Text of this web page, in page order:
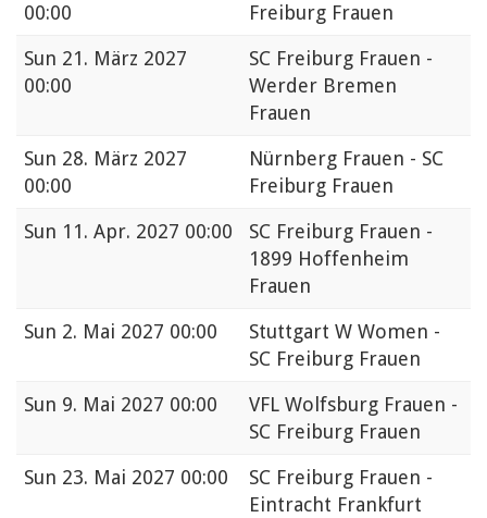
00:00
Freiburg Frauen
Sun 21. März 2027
00:00
SC Freiburg Frauen -
Werder Bremen
Frauen
Sun 28. März 2027
00:00
Nürnberg Frauen - SC
Freiburg Frauen
Sun 11. Apr. 2027 00:00
SC Freiburg Frauen -
1899 Hoffenheim
Frauen
Sun 2. Mai 2027 00:00
Stuttgart W Women -
SC Freiburg Frauen
Sun 9. Mai 2027 00:00
VFL Wolfsburg Frauen -
SC Freiburg Frauen
Sun 23. Mai 2027 00:00
SC Freiburg Frauen -
Eintracht Frankfurt